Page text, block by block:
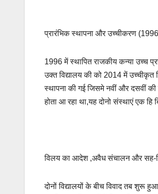
प्रारंभिक स्थापना और उच्चीकरण
1996 में स्थापित राजकीय कन्या उच्च
उक्त विद्यालय की को 2014 में उच्चीकृत
स्थापना की गई जिसमे नवीं और दसवीं
होता आ रहा था,यह दोनो संस्थाएं एक हि
विलय का आदेश ,अवैध संचालन और सह-
दोनों विद्यालयों के बीच विवाद तब शुरू